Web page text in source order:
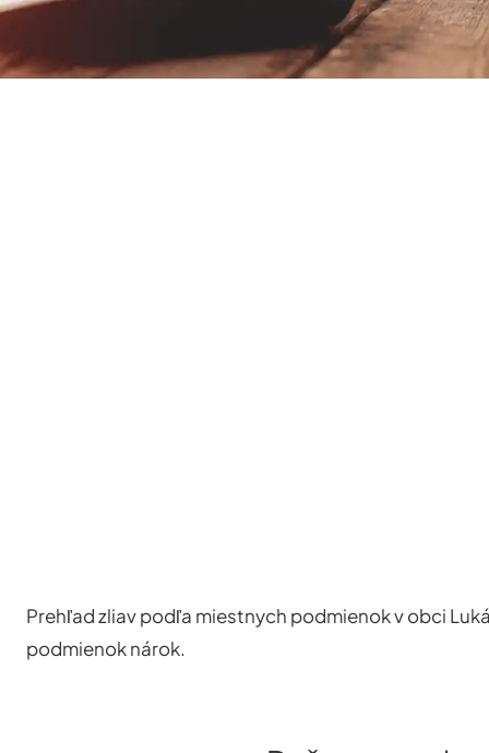
Prehľad zliav podľa miestnych podmienok v obci
podmienok nárok.